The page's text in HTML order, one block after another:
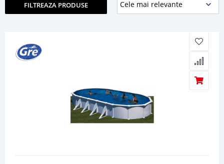
FILTREAZA PRODUSE